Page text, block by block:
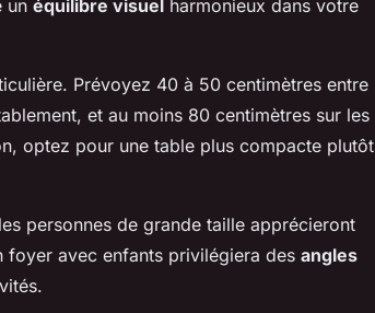
un équilibre visuel harmonieux dans votre
Prévoyez 40 à 50 centimètres entre
et au moins 80 centimètres sur les
optez pour une table plus compacte plutôt
personnes de grande taille apprécieront
foyer avec enfants privilégiera des angles